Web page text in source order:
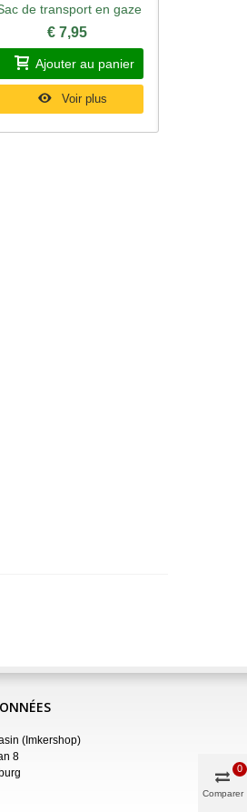
Aperçu rapide
de transport en gaze
€ 7,95
Ajouter au panier
Voir plus
(Imkershop)
8
Comparer
0